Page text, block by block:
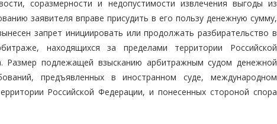
соразмерности и недопустимости извлечения выгоды из
заявителя вправе присудить в его пользу денежную сумму,
запрет инициировать или продолжать разбирательство в
находящихся за пределами территории Российской
Размер подлежащей взысканию арбитражным судом денежной
предъявленных в иностранном суде, международном
Российской Федерации, и понесенных стороной спора